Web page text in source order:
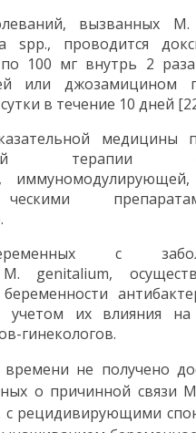
вызванных
spp., проводится
100 мг внутрь 2
или джозамицином
в течение 10 дней
медицины
терапии
ческими
с
genitalium,
учетом их влияния
гинекологов.
не получено
о причинной связи
с рецидивирующими